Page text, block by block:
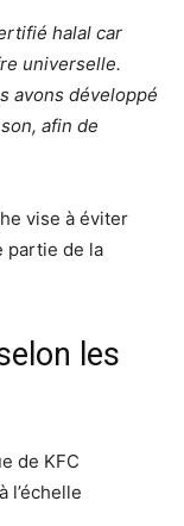
halal car
universelle.
avons développé
afin de
vise à éviter
partie de la
les
de KFC
l’échelle